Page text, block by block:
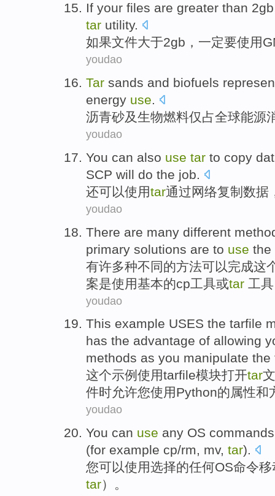
If your files are greater than 2gb
tar utility.
如果文件大于2gb ， 一定要使用
youdao
Tar sands and biofuels
energy use.
沥青砂及生物燃料仅占全球能源
youdao
You can also use tar to copy
SCP will do the job.
还可以使用tar通过网络复制 数据
youdao
There are many different
primary solutions are to use the
有许多种不同的方法可以完成这
案是使用基本的cp工具或tar 工
youdao
This example USES the tarfile
has the advantage of allowing
methods as you manipulate the
这个示例 使用tarfile模块打开tar
件时允许您使用Python的属性和
youdao
You can use any OS commands
(for example cp/rm, mv, tar).
您可以使用选择的任何OS命令移
tar）。